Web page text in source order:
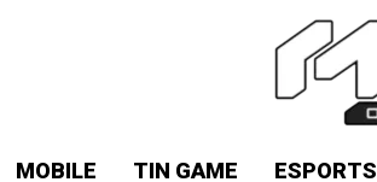
MOBILE TIN GAME ESPORTS